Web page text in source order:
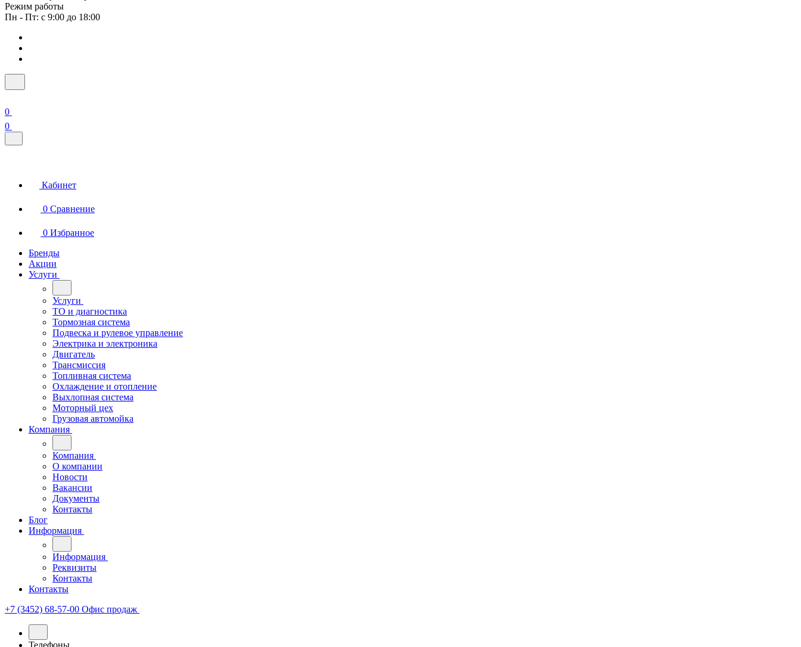
Режим работы
Пн - Пт: с 9:00 до 18:00
0
0
Кабинет
0 Сравнение
0 Избранное
Бренды
Акции
Услуги
Услуги
ТО и диагностика
Тормозная система
Подвеска и рулевое управление
Электрика и электроника
Двигатель
Трансмиссия
Топливная система
Охлаждение и отопление
Выхлопная система
Моторный цех
Грузовая автомойка
Компания
Компания
О компании
Новости
Вакансии
Документы
Контакты
Блог
Информация
Информация
Реквизиты
Контакты
Контакты
+7 (3452) 68-57-00 Офис продаж
Телефоны